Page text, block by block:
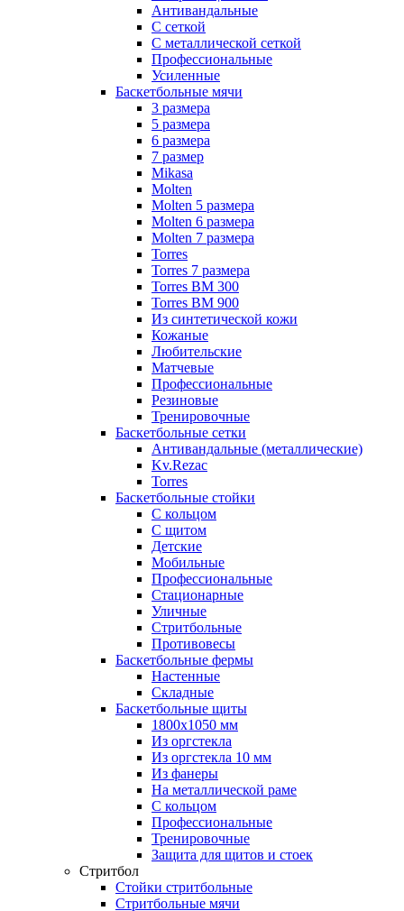
Антивандальные
С сеткой
С металлической сеткой
Профессиональные
Усиленные
Баскетбольные мячи
3 размера
5 размера
6 размера
7 размер
Mikasa
Molten
Molten 5 размера
Molten 6 размера
Molten 7 размера
Torres
Torres 7 размера
Torres BM 300
Torres BM 900
Из синтетической кожи
Кожаные
Любительские
Матчевые
Профессиональные
Резиновые
Тренировочные
Баскетбольные сетки
Антивандальные (металлические)
Kv.Rezac
Torres
Баскетбольные стойки
С кольцом
С щитом
Детские
Мобильные
Профессиональные
Стационарные
Уличные
Стритбольные
Противовесы
Баскетбольные фермы
Настенные
Складные
Баскетбольные щиты
1800х1050 мм
Из оргстекла
Из оргстекла 10 мм
Из фанеры
На металлической раме
С кольцом
Профессиональные
Тренировочные
Защита для щитов и стоек
Стритбол
Стойки стритбольные
Стритбольные мячи